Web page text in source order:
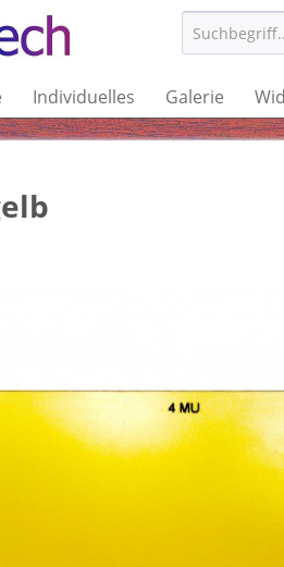
Individuelles Galerie